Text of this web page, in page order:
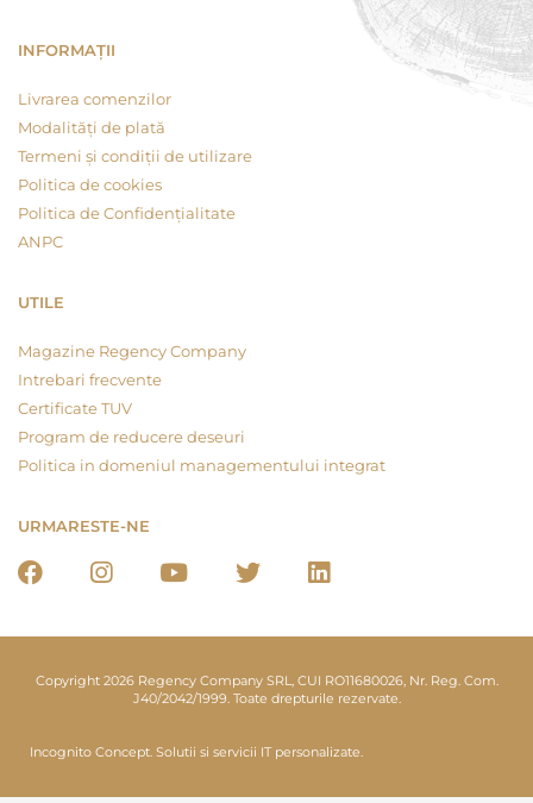
INFORMAȚII
Livrarea comenzilor
Modalități de plată
Termeni și condiții de utilizare
Politica de cookies
Politica de Confidențialitate
ANPC
UTILE
Magazine Regency Company
Intrebari frecvente
Certificate TUV
Program de reducere deseuri
Politica in domeniul managementului integrat
URMARESTE-NE
Copyright 2026 Regency Company SRL, CUI RO11680026, Nr. Reg. Com.
J40/2042/1999. Toate drepturile rezervate.
Incognito Concept. Solutii si servicii IT personalizate.